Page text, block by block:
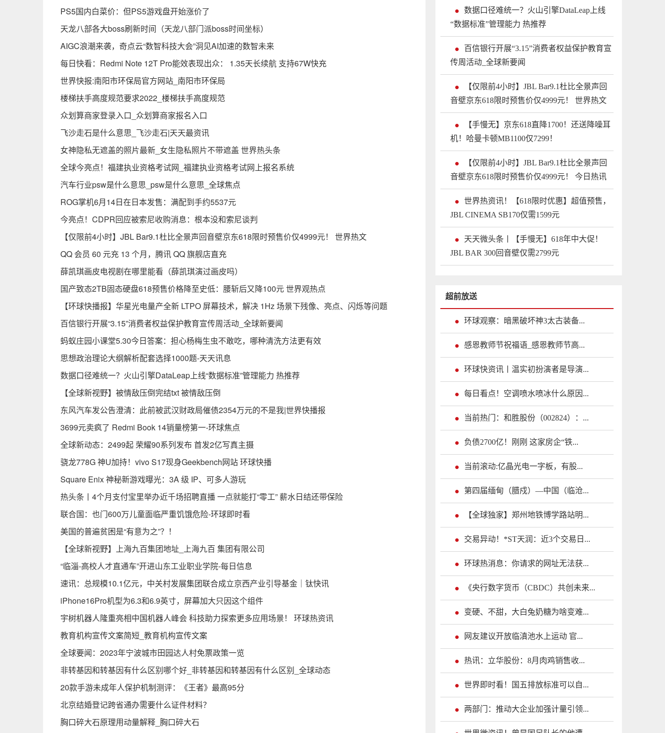
PS5国内白菜价：但PS5游戏盘开始涨价了
天龙八部各大boss刷新时间（天龙八部门派boss时间坐标）
AIGC浪潮来袭，奇点云“数智科技大会”洞见AI加速的数智未来
每日快看：Redmi Note 12T Pro能效表现出众： 1.35天长续航 支持67W快充
世界快报:南阳市环保局官方网站_南阳市环保局
楼梯扶手高度规范要求2022_楼梯扶手高度规范
众划算商家登录入口_众划算商家报名入口
飞沙走石是什么意思_飞沙走石|天天最资讯
女神隐私无遮盖的照片最新_女生隐私照片不带遮盖 世界热头条
全球今亮点！福建执业资格考试网_福建执业资格考试网上报名系统
汽车行业psw是什么意思_psw是什么意思_全球焦点
ROG掌机6月14日在日本发售：满配到手约5537元
今亮点！CDPR回应被索尼收购消息：根本没和索尼谈判
【仅限前4小时】JBL Bar9.1杜比全景声回音壁京东618限时预售价仅4999元！ 世界热文
QQ 会员 60 元充 13 个月，腾讯 QQ 旗舰店直充
薛凯琪画皮电视剧在哪里能看（薛凯琪演过画皮吗）
国产致态2TB固态硬盘618预售价格降至史低：腰斩后又降100元 世界观热点
【环球快播报】华星光电量产全新 LTPO 屏幕技术，解决 1Hz 场景下残像、亮点、闪烁等问题
百信银行开展“3.15”消费者权益保护教育宣传周活动_全球新要闻
蚂蚁庄园小课堂5.30今日答案：担心杨梅生虫不敢吃，哪种清洗方法更有效
思想政治理论大纲解析配套选择1000题-天天讯息
数据口径难统一？火山引擎DataLeap上线“数据标准”管理能力 热推荐
【全球新视野】被情敌压倒完结txt 被情敌压倒
东风汽车发公告澄清：此前被武汉财政局催债2354万元的不是我|世界快播报
3699元卖疯了 Redmi Book 14销量榜第一-环球焦点
全球新动态：2499起 荣耀90系列发布 首发2亿写真主摄
骁龙778G 神U加持！vivo S17现身Geekbench网站 环球快播
Square Enix 神秘新游戏曝光：3A 级 IP、可多人游玩
热头条丨4个月支付宝里举办近千场招聘直播 一点就能打“零工” 薪水日结还带保险
联合国：也门600万儿童面临严重饥饿危险-环球即时看
美国的普遍贫困是“有意为之”？！
【全球新视野】上海九百集团地址_上海九百 集团有限公司
“临淄-高校人才直通车”开进山东工业职业学院-每日信息
速讯：总规模10.1亿元，中关村发展集团联合成立京西产业引导基金｜钛快讯
iPhone16Pro机型为6.3和6.9英寸，屏幕加大只因这个组件
宇树机器人隆重亮相中国机器人峰会 科技助力探索更多应用场景！ 环球热资讯
教育机构宣传文案简短_教育机构宣传文案
全球要闻：2023年宁波城市田园达人村免票政策一览
非转基因和转基因有什么区别哪个好_非转基因和转基因有什么区别_全球动态
20款手游未成年人保护机制测评：《王者》最高95分
北京结婚登记跨省通办需要什么证件材料？
胸口碎大石原理用动量解释_胸口碎大石
数据口径难统一？火山引擎DataLeap上线
“数据标准”管理能力 热推荐
百信银行开展“3.15”消费者权益保护教育宣
传周活动_全球新要闻
【仅限前4小时】JBL Bar9.1杜比全景声回
音壁京东618限时预售价仅4999元！ 世界热文
【手慢无】京东618直降1700！还送降噪耳
机！哈曼卡顿MB1100仅7299！
【仅限前4小时】JBL Bar9.1杜比全景声回
音壁京东618限时预售价仅4999元！ 今日热讯
世界热资讯！【618限时优惠】超值预售，
JBL CINEMA SB170仅需1599元
天天微头条丨【手慢无】618年中大促！
JBL BAR 300回音壁仅需2799元
超前放送
环球观察：暗黑破坏神3太古装备...
感恩教师节祝福语_感恩教师节高...
环球快资讯丨温实初扮演者是导演...
每日看点！空调喷水喷冰什么原因...
当前热门：和胜股份（002824）：...
负债2700亿！刚刚 这家房企“铁...
当前滚动:亿晶光电一字板，有股...
第四届缅甸（腊戍）—中国（临沧...
【全球独家】郑州地铁博学路站明...
交易异动！*ST天润：近3个交易日...
环球热消息：你请求的网址无法获...
《央行数字货币（CBDC）共创未来...
变硬、不甜，大白兔奶糖为啥变难...
网友建议开放临滇池水上运动 官...
热讯：立华股份：8月肉鸡销售收...
世界即时看！国五排放标准可以自...
两部门：推动大企业加强计量引领...